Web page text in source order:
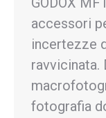
accessori
incertezze
ravvicinata.
fotografia